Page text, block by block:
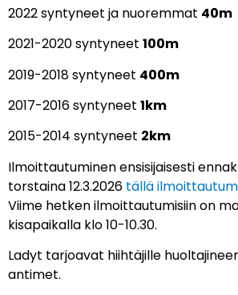
2022 syntyneet ja nuoremmat 40m
2021-2020 syntyneet 100m
2019-2018 syntyneet 400m
2017-2016 syntyneet 1km
2015-2014 syntyneet 2km
Ilmoittautuminen ensisijaisesti
torstaina 12.3.2026 tällä
Viime hetken ilmoittautumisiin on
kisapaikalla klo 10-10.30.
Ladyt tarjoavat hiihtäjille
antimet.